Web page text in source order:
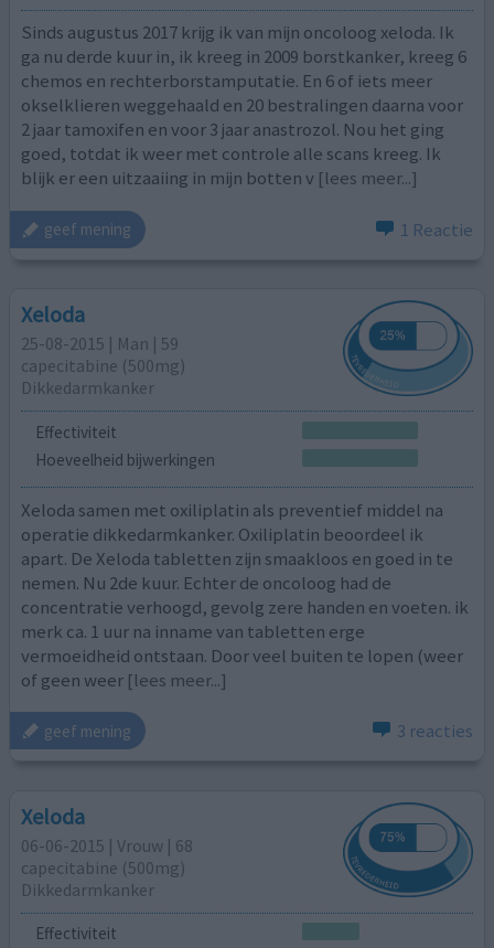
Sinds augustus 2017 krijg ik van mijn oncoloog xeloda. Ik
ga nu derde kuur in, ik kreeg in 2009 borstkanker, kreeg 6
chemos en rechterborstamputatie. En 6 of iets meer
okselklieren weggehaald en 20 bestralingen daarna voor
2 jaar tamoxifen en voor 3 jaar anastrozol. Nou het ging
goed, totdat ik weer met controle alle scans kreeg. Ik
blijk er een uitzaaiing in mijn botten v [lees meer...]
geef mening 1 Reactie
Xeloda
25-08-2015 | Man | 59
capecitabine (500mg)
Dikkedarmkanker
Effectiviteit
Hoeveelheid bijwerkingen
Xeloda samen met oxiliplatin als preventief middel na
operatie dikkedarmkanker. Oxiliplatin beoordeel ik
apart. De Xeloda tabletten zijn smaakloos en goed in te
nemen. Nu 2de kuur. Echter de oncoloog had de
concentratie verhoogd, gevolg zere handen en voeten. ik
merk ca. 1 uur na inname van tabletten erge
vermoeidheid ontstaan. Door veel buiten te lopen (weer
of geen weer [lees meer...]
geef mening 3 reacties
Xeloda
06-06-2015 | Vrouw | 68
capecitabine (500mg)
Dikkedarmkanker
Effectiviteit